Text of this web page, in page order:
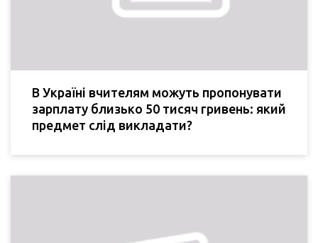
В Україні вчителям можуть пропонувати
зарплату близько 50 тисяч гривень: який
предмет слід викладати?